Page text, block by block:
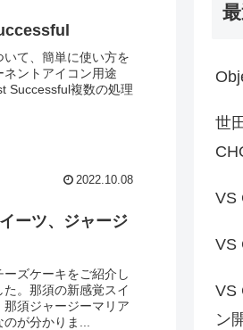
て、簡単に使い方を
ントアイコン用途
Successful複数の処理
2022.10.08
ーツ、ジャージ
ズケーキをご紹介し
。那須の新感覚スイ
須ジャージーマリア
が分かりま...
世
VS
VS
VS
ン